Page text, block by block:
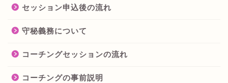
セッション申込後の流れ
守秘義務について
コーチングセッションの流れ
コーチングの事前説明